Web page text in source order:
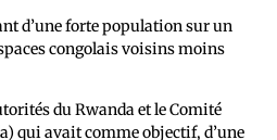
d’une forte population sur un
congolais voisins moins
du Rwanda et le Comité
qui avait comme objectif, d’une